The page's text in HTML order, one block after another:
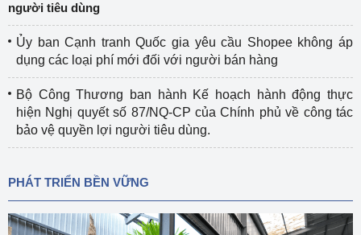
người tiêu dùng
Ủy ban Cạnh tranh Quốc gia yêu cầu Shopee không áp
dụng các loại phí mới đối với người bán hàng
Bộ Công Thương ban hành Kế hoạch hành động thực
hiện Nghị quyết số 87/NQ-CP của Chính phủ về công tác
bảo vệ quyền lợi người tiêu dùng.
PHÁT TRIỂN BỀN VỮNG